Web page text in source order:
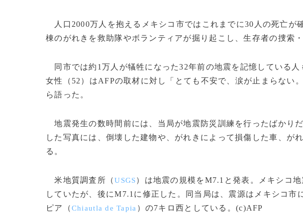
人口2000万人を抱えるメキシコ市ではこれまでに30人の死亡が
棟のがれきを救助隊やボランティアが掘り起こし、生存者の捜索
同市では約1万人が犠牲になった32年前の地震を記憶している
女性（52）はAFPの取材に対し「とても不安で、涙が止まらない
ら語った。
地震発生の数時間前には、当局が地震防災訓練を行ったばかり
した写真には、倒壊した建物や、がれきによって損傷した車、が
る。
米地質調査所（USGS）は地震の規模をM7.1と発表。メキシコ
していたが、後にM7.1に修正した。同当局は、震源はメキシコ市
ピア（Chiautla de Tapia ）の7キロ西としている。(c)AFP